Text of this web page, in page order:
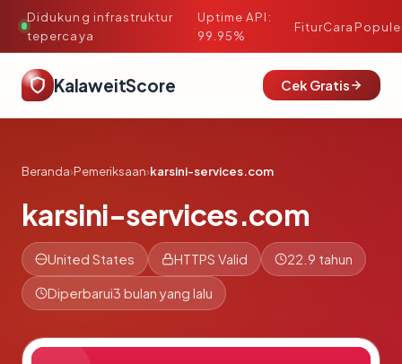
Didukung infrastruktur
tepercaya
·
Uptime API:
99.95%
FiturCara
KalaweitScore Cek Gratis
Beranda›Pemeriksaan›karsini-services.com
karsini-services.com
United States HTTPS Valid 22.9 tahun
Diperbarui3 bulan yang lalu